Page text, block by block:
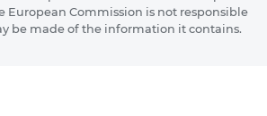
European Commission is not responsible
be made of the information it contains.